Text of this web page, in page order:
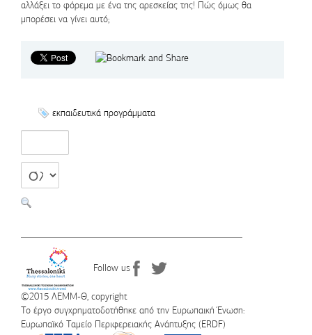
αλλάξει το φόρεμα με ένα της αρεσκείας της! Πώς όμως θα
μπορέσει να γίνει αυτό;
εκπαιδευτικά προγράμματα
Follow us
©2015 ΛΕΜΜ-Θ, copyright
Το έργο συγχρηματοδοτήθηκε από την Ευρωπαική Ένωση:
Ευρωπαϊκό Ταμείο Περιφερειακής Ανάπτυξης (ERDF)